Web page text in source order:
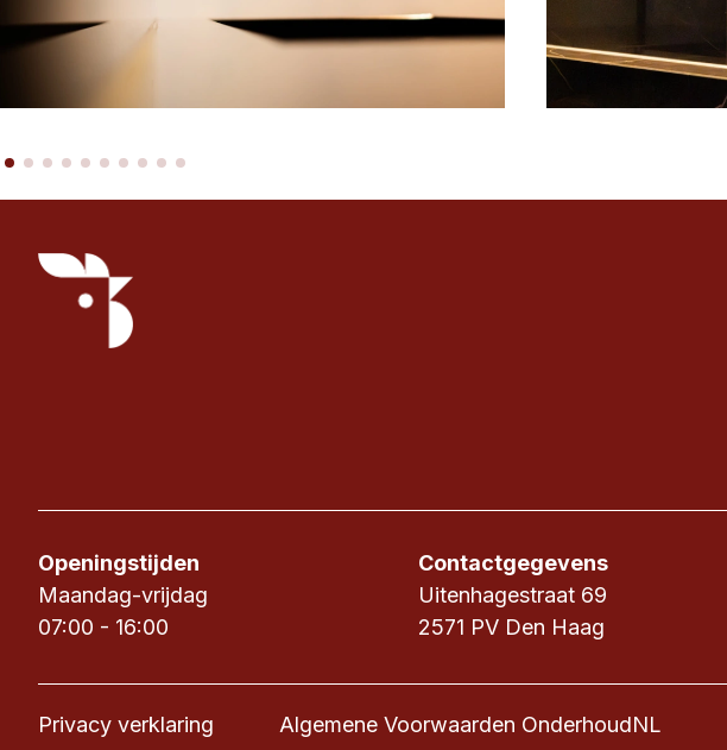
Openingstijden
Maandag-vrijdag
07:00 - 16:00
Contactgegevens
Uitenhagestraat 69
2571 PV Den Haag
Privacy verklaring Algemene Voorwaarden OnderhoudNL